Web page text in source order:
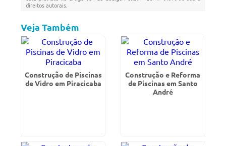
direitos autorais
Veja Também
Construção de Piscinas
de Vidro em Piracicaba
Construção e Reforma
de Piscinas em Santo
André